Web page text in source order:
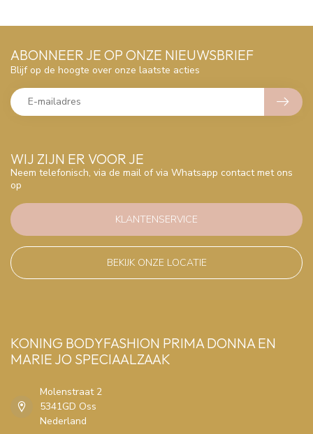
WIJ ZIJN ER VOOR JE
Neem telefonisch, via de mail of via Whatsapp contact met ons
op
KLANTENSERVICE
BEKIJK ONZE LOCATIE
ABONNEER JE OP ONZE NIEUWSBRIEF
Blijf op de hoogte over onze laatste acties
KONING BODYFASHION PRIMA DONNA EN
MARIE JO SPECIAALZAAK
Molenstraat 2
5341GD Oss
Nederland